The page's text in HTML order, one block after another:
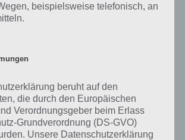
“Spieler” im musikalischen Bereich verwendet,
Musiker gemeint, der sein Instrument
des Wortes “Schauspieler”. Neben Spielern im
es sich allgemein um eine vergnügliche
die nicht auf einen bestimmten Nutzen
dienen zum Zeitvertreib, Vergnügen oder
Wettkampfs durchgeführt werden. Die Spieler
beispielsweise telefonisch, an
beruht auf den
die durch den Europäischen
Verordnungsgeber beim Erlass
Grundverordnung (DS-GVO)
Unsere Datenschutzerklärung